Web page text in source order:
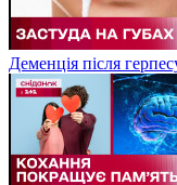
Деменція після